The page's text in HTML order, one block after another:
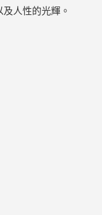
人性的光輝。